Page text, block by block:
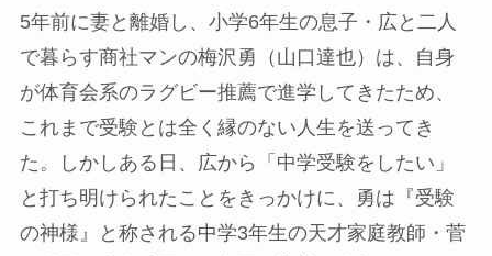
5年前に妻と離婚し、小学6年生の息子・広と二人
で暮らす商社マンの梅沢勇（山口達也）は、自身
が体育会系のラグビー推薦で進学してきたため、
これまで受験とは全く縁のない人生を送ってき
た。しかしある日、広から「中学受験をしたい」
と打ち明けられたことをきっかけに、勇は『受験
の神様』と称される中学3年生の天才家庭教師・菅